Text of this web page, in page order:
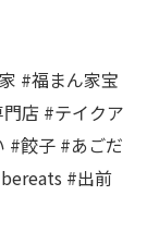
#福まん家宝
店 #テイクア
#餃子 #あごだ
#出前